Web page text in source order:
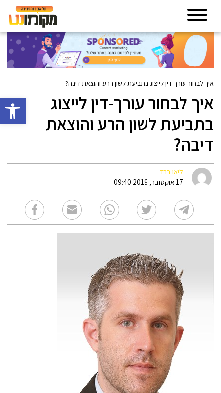
פתח
איך לבחור עורך-דין לייצוג בתביעת לשון הרע והוצאת דיבה?
איך לבחור עורך-דין לייצוג
בתביעת לשון הרע והוצאת
דיבה?
ליאו ברד
17 אוקטובר, 2019 09:40